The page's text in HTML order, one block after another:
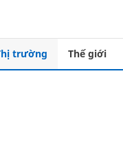
trường Thế giới